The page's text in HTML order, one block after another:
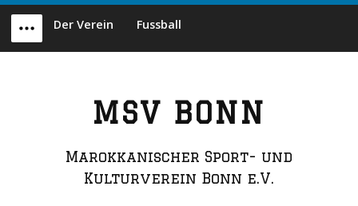
Skip
content
Menu
Der Verein Fussball
MSV BONN
Marokkanischer Sport- und
Kulturverein Bonn e.V.